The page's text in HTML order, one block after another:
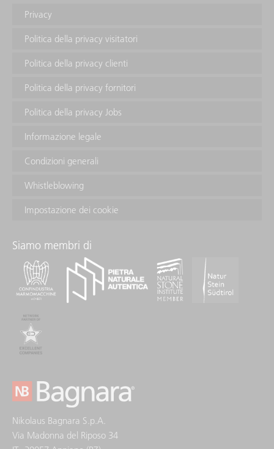
Privacy
Politica della privacy visitatori
Politica della privacy clienti
Politica della privacy fornitori
Politica della privacy Jobs
Informazione legale
Condizioni generali
Whistleblowing
Impostazione dei cookie
Siamo membri di
Nikolaus Bagnara S.p.A.
Via Madonna del Riposo 34